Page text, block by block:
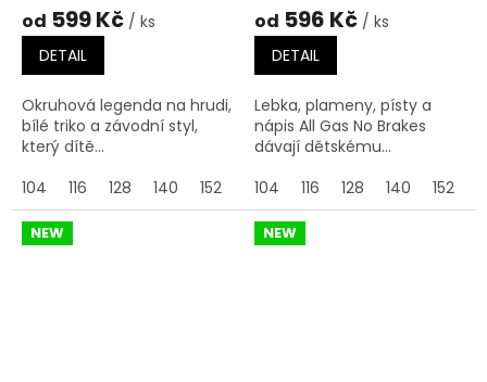
od 599 Kč / ks
DETAIL
Okruhová legenda na hrudi,
bílé triko a závodní styl,
který dítě...
104
116 128 140 152 164
od 596 Kč / ks
DETAIL
Lebka, plameny, písty a
nápis All Gas No Brakes
dávají dětskému...
104
116 128 140 152
NEW NEW